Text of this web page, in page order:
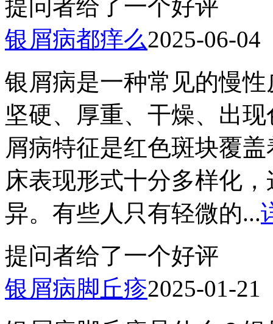
提问者给了一个好评
银屑病都痒么2025-06-04
银屑病是一种常见的慢
坚硬、厚重、干燥、出
屑病特征是红色斑块覆
床表现形式十分多样化
异。有些人只有轻微的...
提问者给了一个好评
银屑病脚丘疹2025-01-21